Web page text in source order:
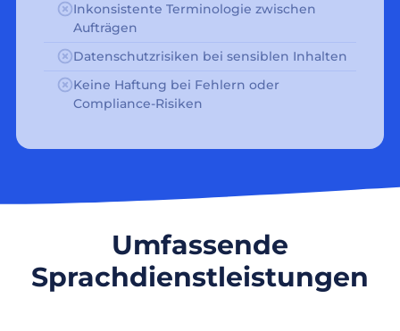
Inkonsistente Terminologie zwischen
Aufträgen
Datenschutzrisiken bei sensiblen Inhalten
Keine Haftung bei Fehlern oder
Compliance-Risiken
Umfassende
Sprachdienstleistungen